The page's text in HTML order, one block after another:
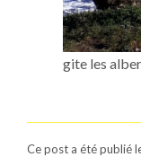
gite les
Ce post a été publié